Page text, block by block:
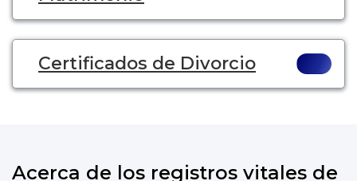
Certificados de Divorcio
Acerca de los registros vitales de